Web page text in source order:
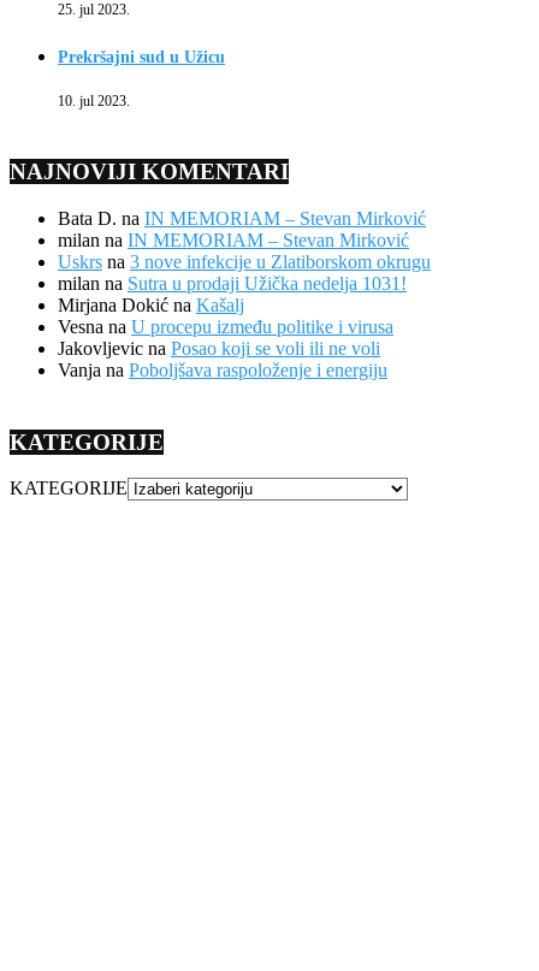
25. jul 2023.
Prekršajni sud u Užicu
10. jul 2023.
NAJNOVIJI KOMENTARI
Bata D. na IN MEMORIAM – Stevan Mirković
milan na IN MEMORIAM – Stevan Mirković
Uskrs na 3 nove infekcije u Zlatiborskom okrugu
milan na Sutra u prodaji Užička nedelja 1031!
Mirjana Dokić na Kašalj
Vesna na U procepu između politike i virusa
Jakovljevic na Posao koji se voli ili ne voli
Vanja na Poboljšava raspoloženje i energiju
KATEGORIJE
KATEGORIJE